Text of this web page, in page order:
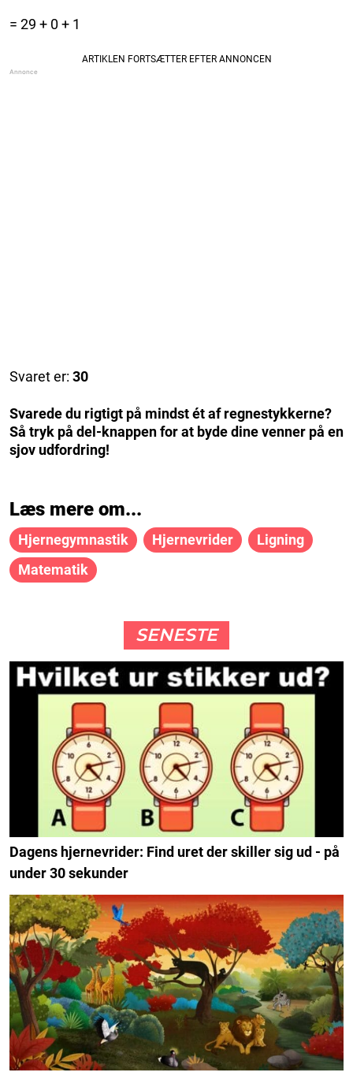
= 29 + 0 + 1
Svaret er: 30
Svarede du rigtigt på mindst ét af regnestykkerne?
Så tryk på del-knappen for at byde dine venner på en
sjov udfordring!
Læs mere om...
Hjernegymnastik Hjernevrider
Ligning
Matematik
SENESTE
Dagens hjernevrider: Find uret der skiller sig ud - på
under 30 sekunder